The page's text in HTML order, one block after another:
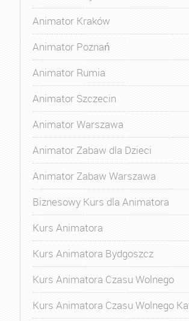
Animator Kraków
Animator Poznań
Animator Rumia
Animator Szczecin
Animator Warszawa
Animator Zabaw dla Dzieci
Animator Zabaw Warszawa
Biznesowy Kurs dla Animatora
Kurs Animatora
Kurs Animatora Bydgoszcz
Kurs Animatora Czasu Wolnego
Kurs Animatora Czasu Wolnego